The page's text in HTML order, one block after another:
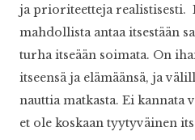
ja prioriteetteja realistisesti.
mahdollista antaa itsestään
turha itseään soimata. On
itseensä ja elämäänsä, ja
nauttia matkasta. Ei kannata
et ole koskaan tyytyväinen